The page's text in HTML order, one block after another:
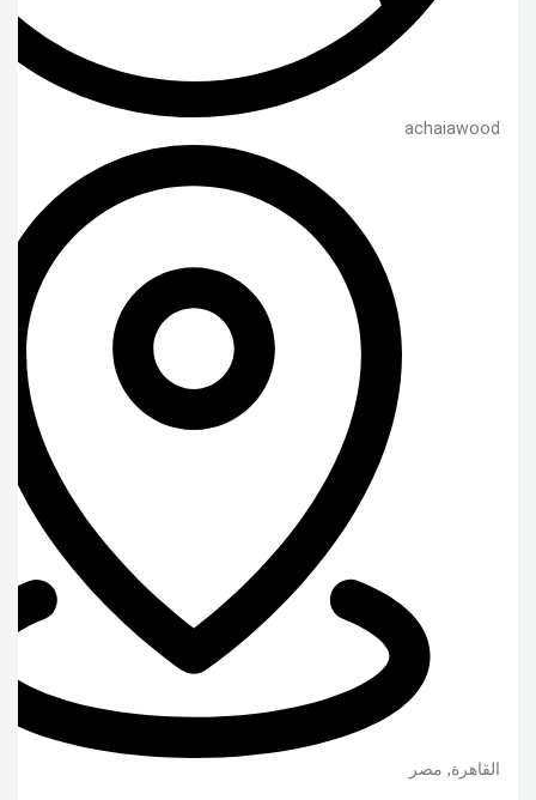
achaiawood
القاهرة, مصر